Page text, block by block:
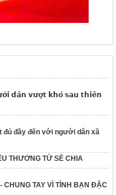
𝗱𝗮̂𝗻 𝘃𝘂̛𝗼̛̣𝘁 𝗸𝗵𝗼́ 𝘀𝗮𝘂 𝘁𝗵𝗶𝗲̂𝗻
đủ đầy đến với người dân xã
THƯƠNG TỪ SẺ CHIA
CHUNG TAY VÌ TÌNH BẠN ĐẶC